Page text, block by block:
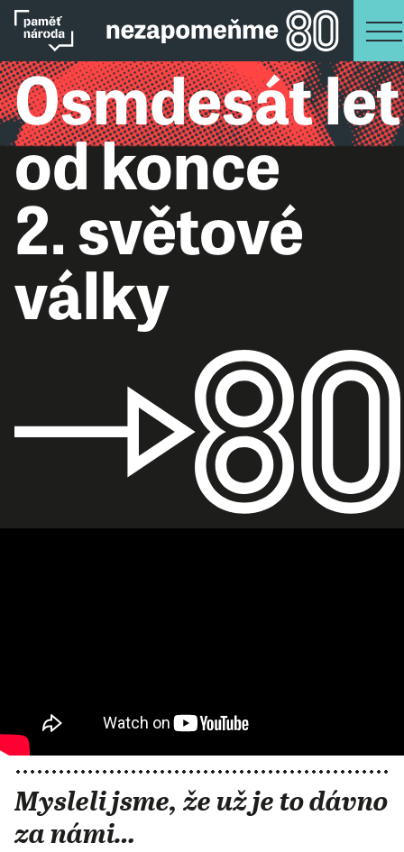
Osmdesát let
od konce
2. světové
války
Mysleli jsme, že už je to dávno
za námi…